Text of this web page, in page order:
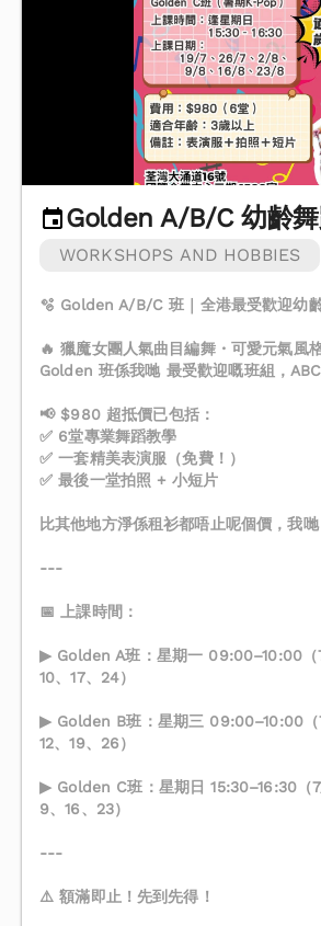
Golden A/B/C 幼齡
WORKSHOPS AND HOBBIES
🫧 Golden A/B/C 班｜全港最受歡迎幼
🔥 獵魔女團人氣曲目編舞・可愛元氣風
Golden 班係我哋 最受歡迎嘅班組，
📢 $980 超抵價已包括：
✅ 6堂專業舞蹈教學
✅ 一套精美表演服（免費！）
✅ 最後一堂拍照 + 小短片
比其他地方淨係租衫都唔止呢個價，我
---
📅 上課時間：
▶ Golden A班：星期一 09:00–10:00（
10、17、24）
▶ Golden B班：星期三 09:00–10:00（
12、19、26）
▶ Golden C班：星期日 15:30–16:30（
9、16、23）
---
⚠️ 額滿即止！先到先得！